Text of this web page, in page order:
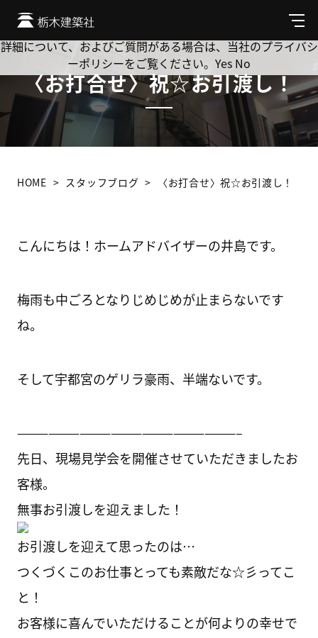
メ
ニ
ュ
〈お打合せ〉祝☆お引渡し！
HOME スタッフブログ 〈お打合せ〉祝☆お引渡し！
こんにちは！ホームアドバイザーの井島です。
梅雨も中ごろとなりじめじめが止まらないです
ね。
そして宇都宮のゲリラ豪雨、半端ないです。
—————————————————————–
先日、現場見学会を開催させていただきましたお
客様。
無事お引渡しを迎えました！
お引渡しを迎えて思ったのは…
つくづくこのお仕事とっても素敵だな☆彡ってこ
と！
お客様に喜んでいただけることが何よりの幸せで
Cookie を使用して、お客様の活動を追跡してもよろしいです
か? 当社ではお客様のプライバシーを極めて重視しています。
詳細について、およびご質問がある場合は、当社のプライバシ
ーポリシーをご覧ください。 Yes No